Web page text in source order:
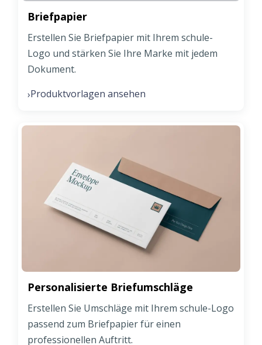
Briefpapier
Erstellen Sie Briefpapier mit Ihrem schule-
Logo und stärken Sie Ihre Marke mit jedem
Dokument.
›Produktvorlagen ansehen
Personalisierte Briefumschläge
Erstellen Sie Umschläge mit Ihrem schule-Logo
passend zum Briefpapier für einen
professionellen Auftritt.